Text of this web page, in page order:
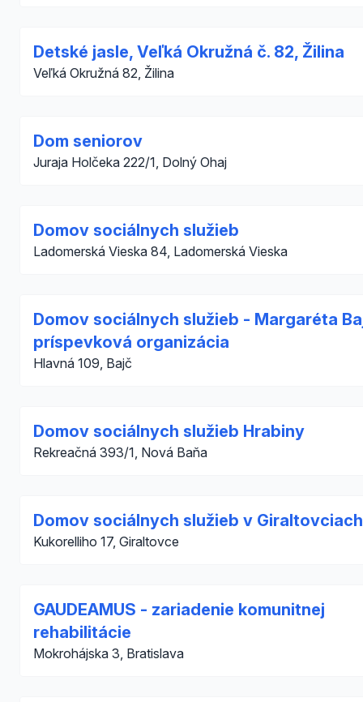
Detské jasle, Veľká Okružná č. 82, Žilina
Veľká Okružná 82, Žilina
Dom seniorov
Juraja Holčeka 222/1, Dolný Ohaj
Domov sociálnych služieb
Ladomerská Vieska 84, Ladomerská Vieska
Domov sociálnych služieb - Margaréta
príspevková organizácia
Hlavná 109, Bajč
Domov sociálnych služieb Hrabiny
Rekreačná 393/1, Nová Baňa
Domov sociálnych služieb v Giraltovciach
Kukorelliho 17, Giraltovce
GAUDEAMUS - zariadenie komunitnej
rehabilitácie
Mokrohájska 3, Bratislava